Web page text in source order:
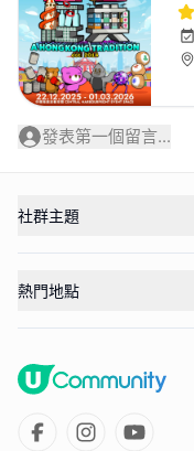
發表第一個留言...
社群主題
熱門地點